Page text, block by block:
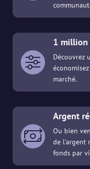
1 million
Découvrez
marché.
Argent
Ou bien
de l'argent
fonds par